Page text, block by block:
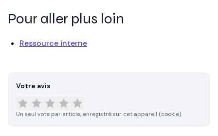
Pour aller plus loin
Ressource interne
Votre avis
Un seul vote par article, enregistré sur cet appareil (cookie).